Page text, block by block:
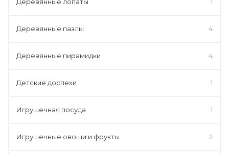
Деревянные пазлы 4
Деревянные пирамидки 4
Детские доспехи 1
Игрушечная посуда 1
Игрушечные овощи и фрукты 2